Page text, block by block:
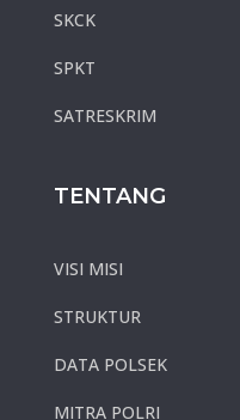
SKCK
SPKT
SATRESKRIM
TENTANG
VISI MISI
STRUKTUR
DATA POLSEK
MITRA POLRI